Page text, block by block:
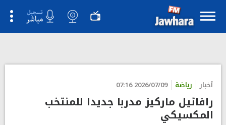
أخبار رياضة 2026/07/09 07:16
رافائيل ماركيز مدربا جديدا للمنتخب
المكسيكي